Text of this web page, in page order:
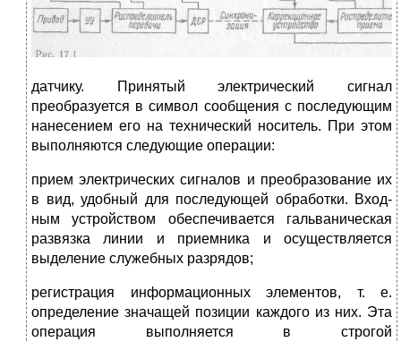
датчику. Принятый электрический сигнал
преобразуется в символ сообщения с последующим
нанесени­ем его на технический носитель. При этом
выполняются следующие опера­ции:
прием электрических сигналов и преобразование их
в вид, удобный для последующей обработки. Вход­
ным устройством обеспечивается гальваническая
развязка линии и приемника и осуществляется
выделе­ние служебных разрядов;
регистрация информационных элементов, т. е.
определение знача­щей позиции каждого из них. Эта
операция выполняется в строгой